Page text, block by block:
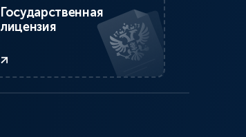
Государственная
лицензия